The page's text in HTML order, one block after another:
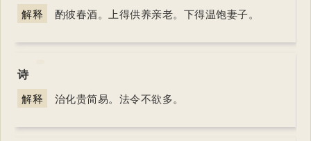
解释 酌彼春酒。上得供养亲老。下得温饱妻子。
诗
解释 治化贵简易。法令不欲多。